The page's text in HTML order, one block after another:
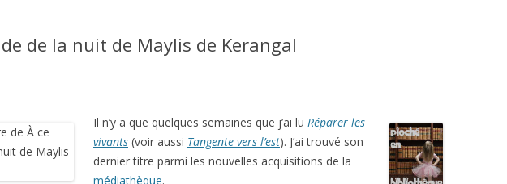
de la nuit de Maylis de Kerangal
Il n’y a que quelques semaines que j’ai lu Réparer les
vivants (voir aussi Tangente vers l’est). J’ai trouvé son
dernier titre parmi les nouvelles acquisitions de la
médiathèque.